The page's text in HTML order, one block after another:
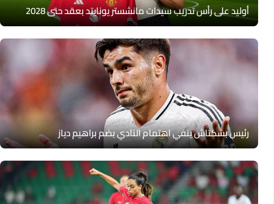
أوليد على رأس تدريب سيدات مانشستر يونايتد بعقد حتى 2028
رئيس بشكتاش ينفي اهتمام النادي بضم براهيم دياز